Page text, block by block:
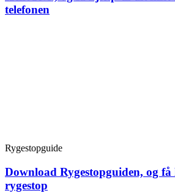
telefonen
Rygestopguide
Download Rygestopguiden, og
rygestop